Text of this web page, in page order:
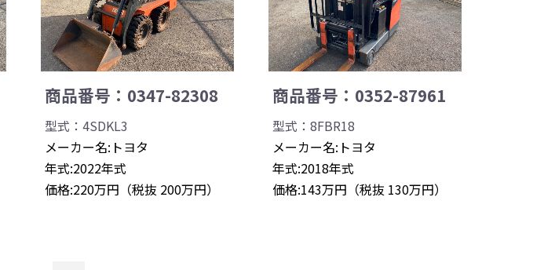
商品番号：0347-82308
型式：4SDKL3
メーカー名:トヨタ
年式:2022年式
価格:220万円（税抜 200万円）
商品番号：0352-87961
型式：8FBR18
メーカー名:トヨタ
年式:2018年式
価格:143万円（税抜 130万円）